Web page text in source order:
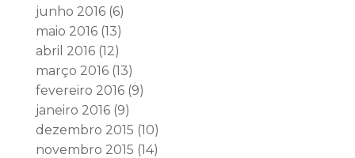
junho 2016(6)
maio 2016(13)
abril 2016(12)
março 2016(13)
fevereiro 2016(9)
janeiro 2016(9)
dezembro 2015 (10)
novembro 2015 (14)